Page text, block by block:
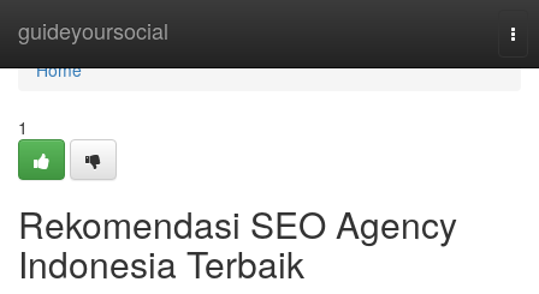
guideyoursocial
Home
Home
1
Rekomendasi SEO Agency
Indonesia Terbaik